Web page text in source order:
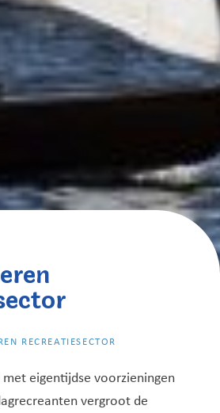
RECREATIESECTOR
met eigentijdse voorzieningen
vergroot de